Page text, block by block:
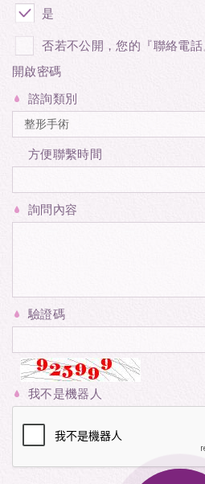
是
否若不公開，您的『聯絡電話
開啟密碼
諮詢類別
方便聯繫時間
詢問內容
驗證碼
我不是機器人